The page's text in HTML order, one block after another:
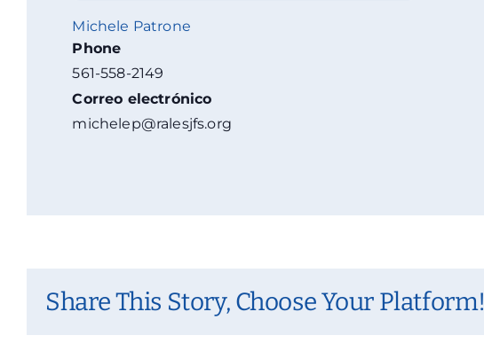
Michele Patrone
Phone
561-558-2149
Correo electrónico
michelep@ralesjfs.org
Share This Story, Choose Your Platform!